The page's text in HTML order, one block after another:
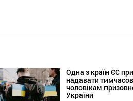
Одна з країн ЄС
надавати
чоловікам
України